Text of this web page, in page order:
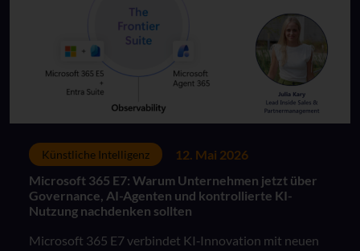
Künstliche Intelligenz
12. Mai 2026
Microsoft 365 E7: Warum Unternehmen jetzt über
Governance, AI-Agenten und kontrollierte KI-
Nutzung nachdenken sollten
Microsoft 365 E7 verbindet KI‑Innovation mit neuen